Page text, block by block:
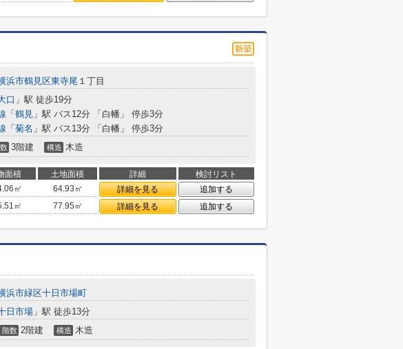
浜市鶴見区東寺尾 １丁目
口 」駅 徒歩19分
「 鶴見 」駅 バス12分 「白幡」 停歩3分
「 菊名 」駅 バス13分 「白幡」 停歩3分
3階建 構造 木造
面積 土地面積 詳細
検討リスト
㎡ 64.93㎡ 詳細を見る
追加する
㎡ 77.95㎡ 詳細を見る 追加する
浜市緑区十日市場町
日市場 」駅 徒歩13分
階数 2階建 構造 木造